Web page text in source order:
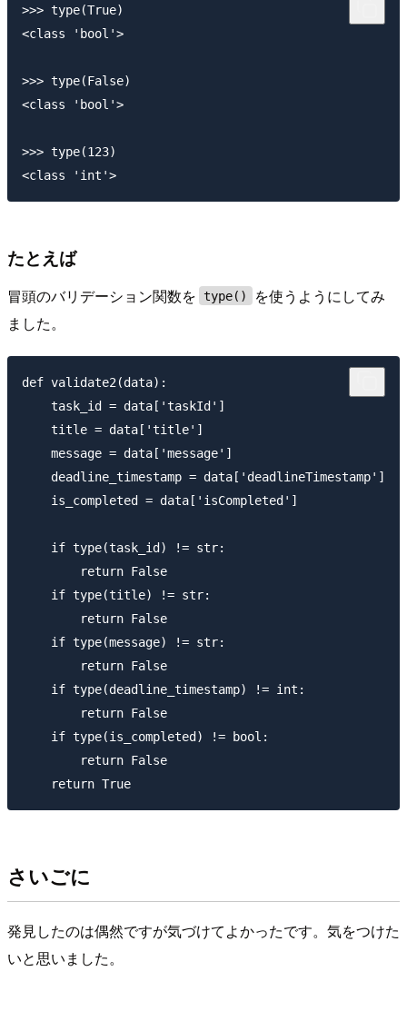
>>> type(True)
<class 'bool'>
>>> type(False)
<class 'bool'>
>>> type(123)
たとえば
冒頭のバリデーション関数を type()
を使うようにしてみ
ました。
def validate2(data):
    task_id = data['taskId']
    title = data['title']
    message = data['message']
    deadline_timestamp = data['deadlineTimestamp']
    is_completed = data['isCompleted']
    if type(task_id) != str:
        return False
    if type(title) != str:
        return False
    if type(message) != str:
        return False
    if type(deadline_timestamp) != int:
        return False
    if type(is_completed) != bool:
        return False
さいごに
発見したのは偶然ですが気づけてよかったです。気をつけた
いと思いました。